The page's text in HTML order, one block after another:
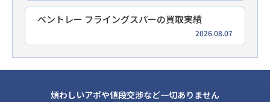
ベントレー フライングスパーの買取実績
2026.08.07
煩わしいアポや値段交渉など一切ありません